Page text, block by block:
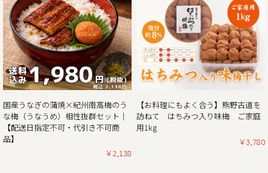
国に返還となります。
「今までありがとう」の感謝を気持ちを込めて、生クリーム
ぱんだ感謝還元セールを開催させていただきます。
生クリームぱんだ21個セットが大特価!!ぜひこの機会をお見
逃しなく。
2025/02/01
紀州南高梅がお買い得な春の花まつり企画 & ご購入でポイン
ト5倍プレゼントのダブルキャンペーン開催！！
この度、ご家庭用梅干1kg×2個セットが大変お得にお買い求
めいただけるお買い得企画を開催させていただきます。ま
た、期間中当企画の商品をご購入いただいたお客様全員に
国産うなぎの蒲焼×紀州南高梅のう
な梅（うなうめ）相性抜群セット｜
【配送日指定不可・代引き不可商
品】
￥2,138
【お料理にもよく合う】熊野古道を
訪ねて はちみつ入り味梅 ご家庭
用1kg
￥3,780